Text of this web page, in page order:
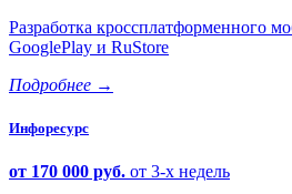
Разработка кроссплатформенного
GooglePlay и RuStore
Подробнее →
Инфоресурс
от 170 000 руб. от 3-х недель